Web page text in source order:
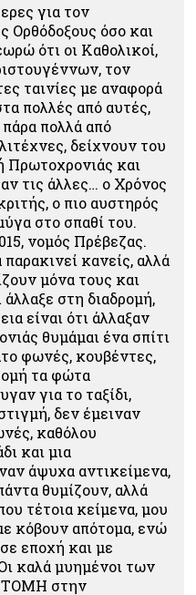
για τον
Ορθόδοξους όσο και
ότι οι Καθολικοί,
τον
ταινίες με αναφορά
πολλές από αυτές,
πολλά από
δείχνουν του
Πρωτοχρονιάς και
τις άλλες… ο Χρόνος
ο πιο αυστηρός
στο σπαθί του.
νομός Πρέβεζας.
κανείς, αλλά
μόνα τους και
στη διαδρομή,
είναι ότι άλλαξαν
θυμάμαι ένα σπίτι
φωνές, κουβέντες,
τα φώτα
για το ταξίδι,
δεν έμειναν
καθόλου
και μια
άψυχα αντικείμενα,
θυμίζουν, αλλά
τέτοια κείμενα, μου
κόβουν απότομα, ενώ
εποχή και με
καλά μυημένοι των
ΤΟΜΗ στην